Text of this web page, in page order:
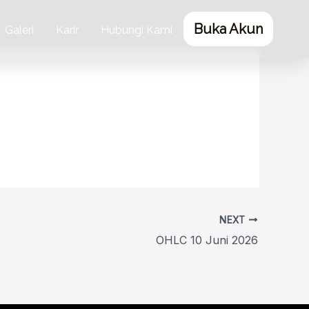
Galeri Karir Hubungi Kami Buka Akun
NEXT
OHLC 10 Juni 2026